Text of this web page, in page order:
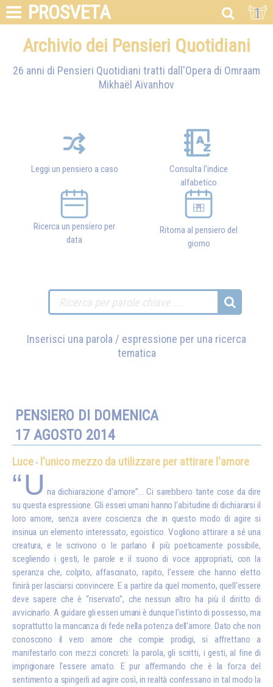
PROSVETA 1
Archivio dei Pensieri Quotidiani
26 anni di Pensieri Quotidiani tratti dall'Opera di Omraam
Mikhaël Aïvanhov
Leggi un pensiero a caso
Consulta l’indice
alfabetico
Ricerca un pensiero per
data
Ritorna al pensiero del
giorno
Inserisci una parola / espressione per una ricerca
tematica
PENSIERO DI DOMENICA
17 AGOSTO 2014
Luce - l'unico mezzo da utilizzare per attirare l'amore
“U na dichiarazione d'amore”... Ci sarebbero tante cose da dire
su questa espressione. Gli esseri umani hanno l'abitudine di dichiararsi il
loro amore, senza avere coscienza che in questo modo di agire si
insinua un elemento interessato, egoistico. Vogliono attirare a sé una
creatura, e le scrivono o le parlano il più poeticamente possibile,
scegliendo i gesti, le parole e il suono di voce appropriati, con la
speranza che, colpito, affascinato, rapito, l'essere che hanno eletto
finirà per lasciarsi convincere. E a partire da quel momento, quell'essere
deve sapere che è “riservato”, che nessun altro ha più il diritto di
avvicinarlo. A guidare gli esseri umani è dunque l'istinto di possesso, ma
soprattutto la mancanza di fede nella potenza dell'amore. Dato che non
conoscono il vero amore che compie prodigi, si affrettano a
manifestarlo con mezzi concreti: la parola, gli scritti, i gesti, al fine di
imprigionare l'essere amato. E pur affermando che è la forza del
sentimento a spingerli ad agire così, in realtà confessano in tal modo la